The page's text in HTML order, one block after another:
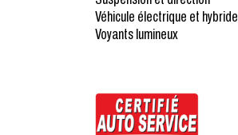
Véhicule électrique et hybride
Voyants lumineux